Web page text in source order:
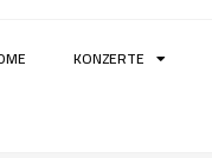
KONZERTE